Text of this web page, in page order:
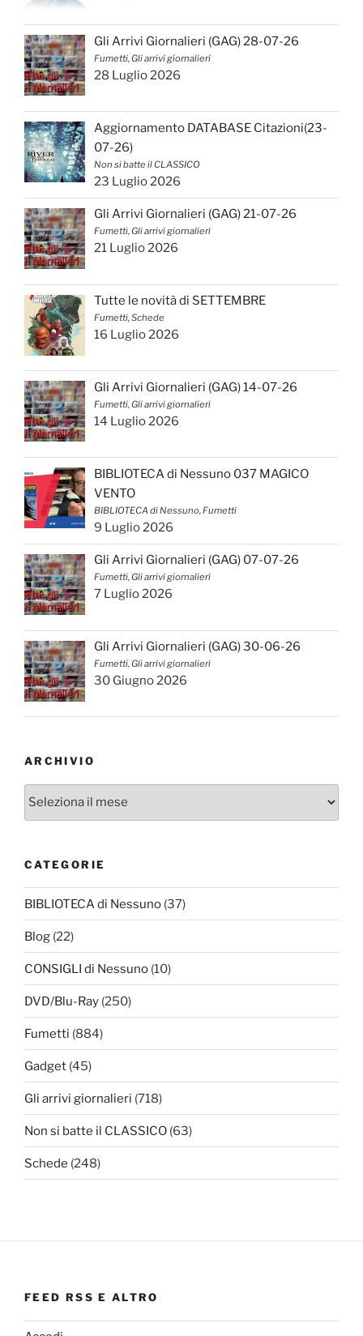
Gli Arrivi Giornalieri (GAG) 28-07-26
Fumetti, Gli arrivi giornalieri
28 Luglio 2026
Aggiornamento DATABASE Citazioni(23-
07-26)
Non si batte il CLASSICO
23 Luglio 2026
Gli Arrivi Giornalieri (GAG) 21-07-26
Fumetti, Gli arrivi giornalieri
21 Luglio 2026
Tutte le novità di SETTEMBRE
Fumetti, Schede
16 Luglio 2026
Gli Arrivi Giornalieri (GAG) 14-07-26
Fumetti, Gli arrivi giornalieri
14 Luglio 2026
BIBLIOTECA di Nessuno 037 MAGICO
VENTO
BIBLIOTECA di Nessuno, Fumetti
9 Luglio 2026
Gli Arrivi Giornalieri (GAG) 07-07-26
Fumetti, Gli arrivi giornalieri
7 Luglio 2026
Gli Arrivi Giornalieri (GAG) 30-06-26
Fumetti, Gli arrivi giornalieri
30 Giugno 2026
ARCHIVIO
Archivio
CATEGORIE
BIBLIOTECA di Nessuno (37)
Blog (22)
CONSIGLI di Nessuno (10)
DVD/Blu-Ray (250)
Fumetti (884)
Gadget (45)
Gli arrivi giornalieri (718)
Non si batte il CLASSICO (63)
Schede (248)
FEED RSS E ALTRO